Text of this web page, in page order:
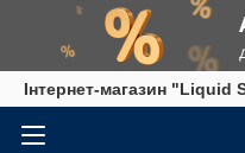
Інтернет-магазин "Liquid